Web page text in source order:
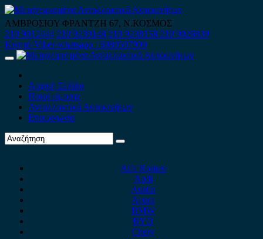
Skip
to
content
ΑΜΒΡΟΣΙΟΥ ΦΡΑΝΤΖΗ 67, Ν.ΚΟΣΜΟΣ
210 9012444 210 9239148 210 9238158 210 9026839
Κινητό-Viber-whatsapp : 6980507900
Primary
Αρχική Σελίδα
Ποιοί είμαστε
Ανταλλακτικά Αυτοκινήτων
Επικοινωνία
Alfa Romeo
Audi
Austin
Acura
BMW
BYD
Chery